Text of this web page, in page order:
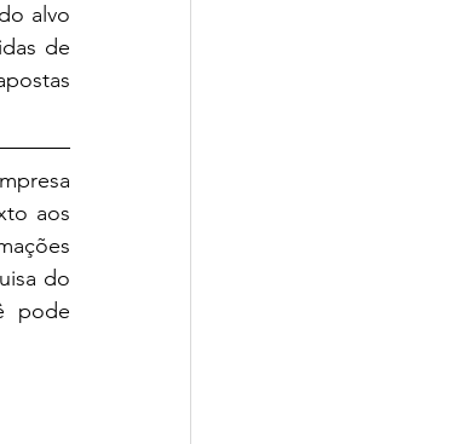
alvo
de
do
pode